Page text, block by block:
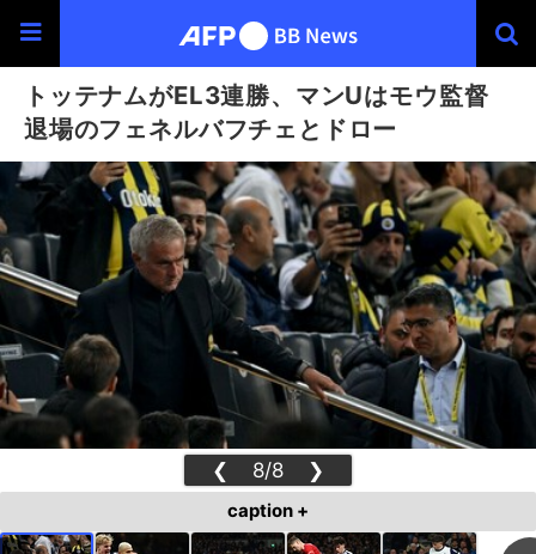
トッテナムがEL3連勝、マンUはモウ監督
退場のフェネルバフチェとドロー
❮ 8/8 ❯
caption +